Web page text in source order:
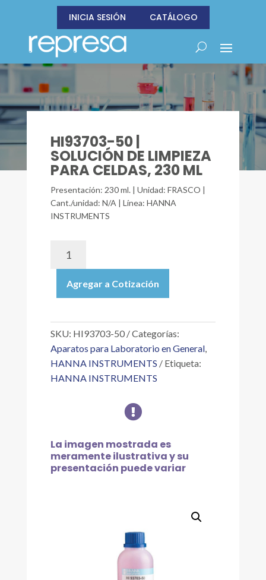
INICIA SESIÓN CATÁLOGO
HI93703-50 |
SOLUCIÓN DE LIMPIEZA
PARA CELDAS, 230 ML
Presentación: 230 ml. | Unidad: FRASCO |
Cant./unidad: N/A | Línea: HANNA
INSTRUMENTS
SOLUCIÓN
DE
PARA
230
ML
cantidad
Agregar a Cotización
SKU: HI93703-50
Categorías:
Aparatos para Laboratorio en General,
HANNA INSTRUMENTS
Etiqueta:
HANNA INSTRUMENTS

La imagen mostrada es
meramente ilustrativa y su
presentación puede variar